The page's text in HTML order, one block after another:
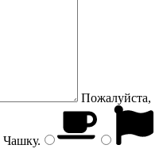
Пожалуйста,
Чашку.